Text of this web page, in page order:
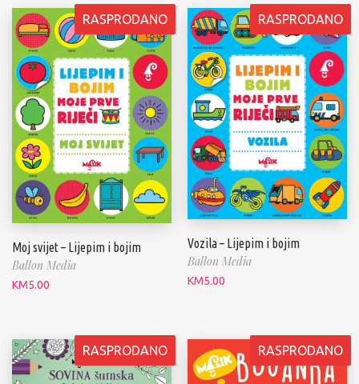
RASPRODANO
Moj svijet – Lijepim i bojim
Ballon Media
KM5.00
RASPRODANO
Vozila – Lijepim i bojim
Ballon Media
KM5.00
RASPRODANO RASPRODANO